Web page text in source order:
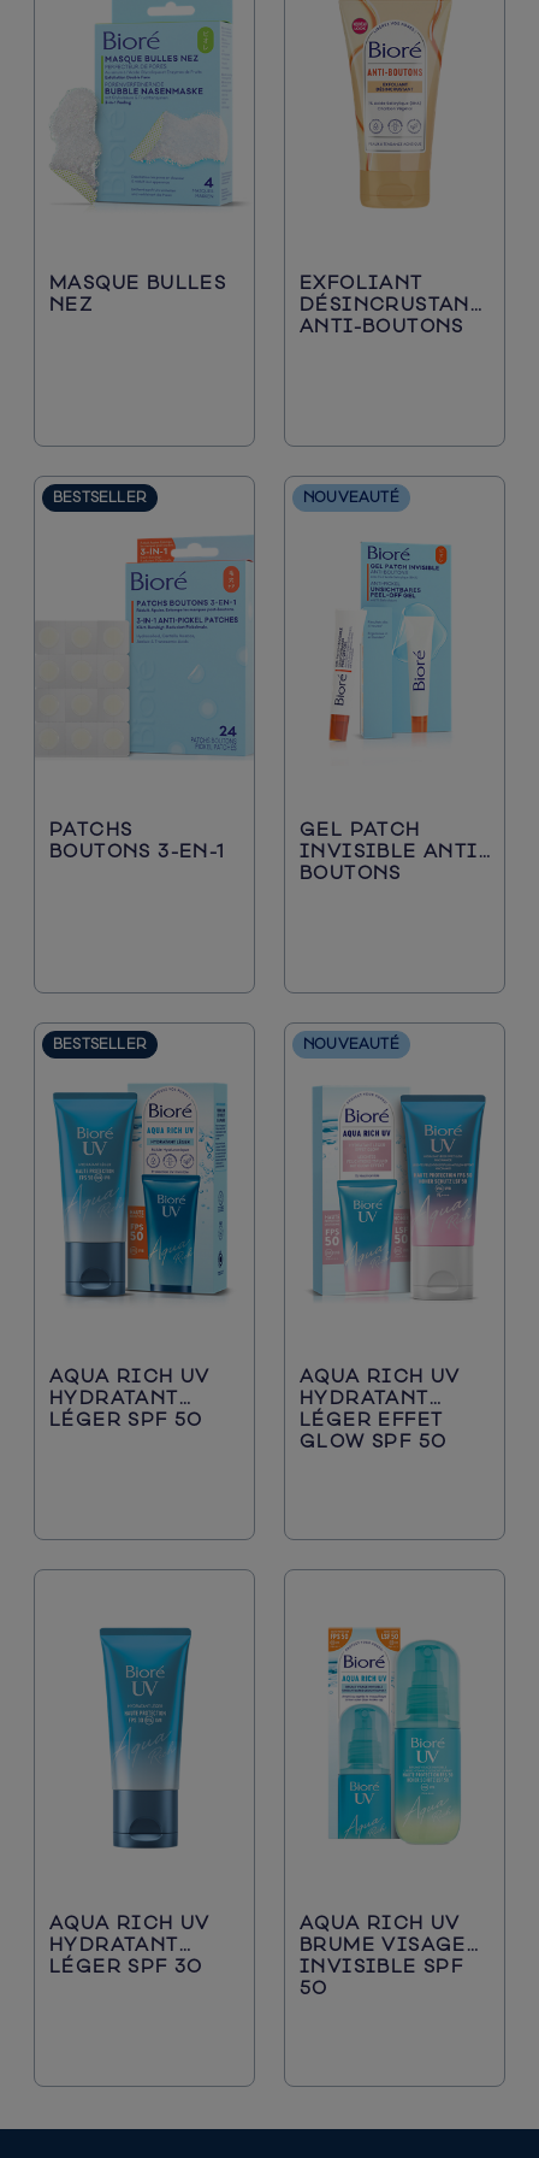
MASQUE BULLES
NEZ
EXFOLIANT
DÉSINCRUSTANT
ANTI-BOUTONS
BESTSELLER
PATCHS
BOUTONS 3-EN-1
NOUVEAUTÉ
GEL PATCH
INVISIBLE ANTI-
BOUTONS
BESTSELLER
AQUA RICH UV
HYDRATANT
LÉGER SPF 50
NOUVEAUTÉ
AQUA RICH UV
HYDRATANT
LÉGER EFFET
GLOW SPF 50
AQUA RICH UV
HYDRATANT
LÉGER SPF 30
AQUA RICH UV
BRUME VISAGE
INVISIBLE SPF
50